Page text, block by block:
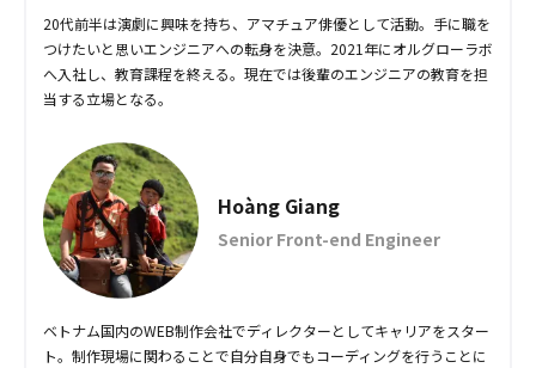
20代前半は演劇に興味を持ち、アマチュア俳優として活動。手に職を
つけたいと思いエンジニアへの転身を決意。2021年にオルグローラボ
へ入社し、教育課程を終える。現在では後輩のエンジニアの教育を担
当する立場となる。
Hoàng Giang
Senior Front-end Engineer
ベトナム国内のWEB制作会社でディレクターとしてキャリアをスター
ト。制作現場に関わることで自分自身でもコーディングを行うことに